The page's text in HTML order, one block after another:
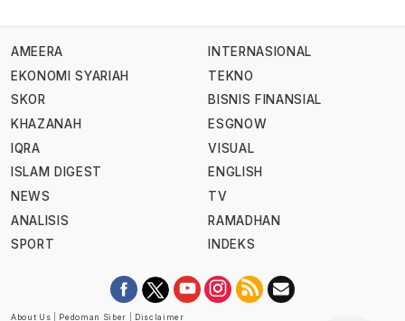
AMEERA
EKONOMI SYARIAH
SKOR
KHAZANAH
IQRA
ISLAM DIGEST
NEWS
ANALISIS
SPORT
INTERNASIONAL
TEKNO
BISNIS FINANSIAL
ESGNOW
VISUAL
ENGLISH
TV
RAMADHAN
INDEKS
About Us Pedoman Siber Disclaimer